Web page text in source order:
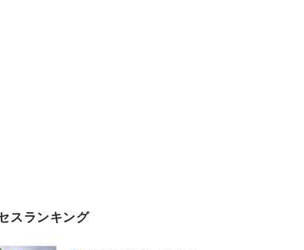
スランキング